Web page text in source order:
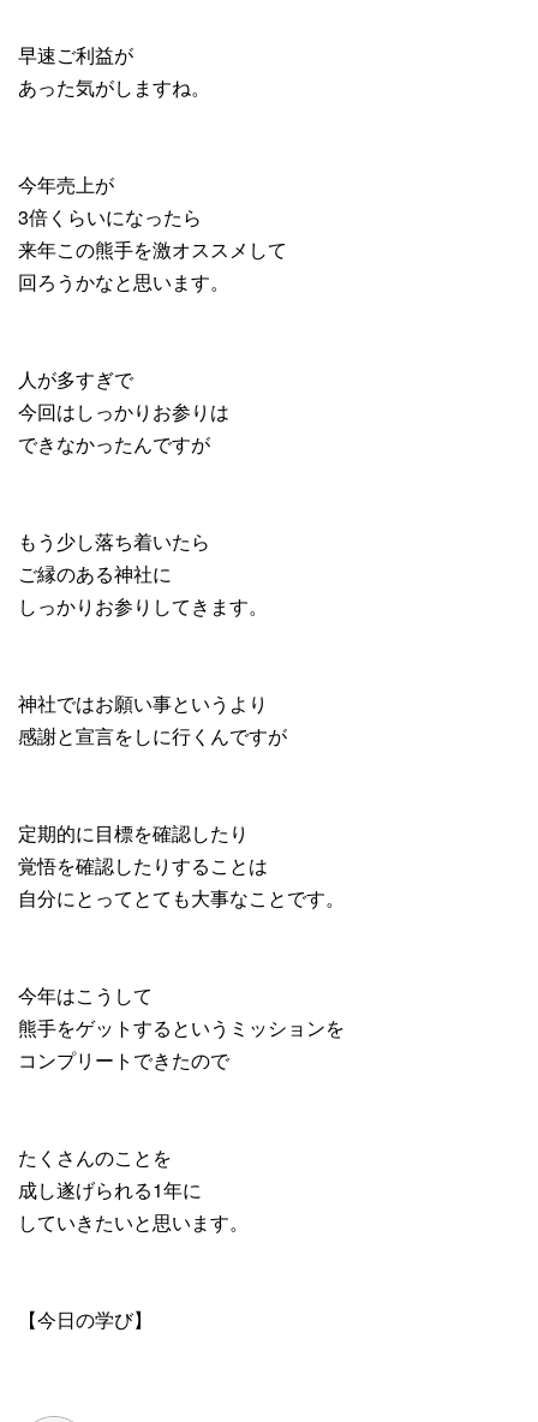
早速ご利益が
あった気がしますね。
今年売上が
3倍くらいになったら
来年この熊手を激オススメして
回ろうかなと思います。
人が多すぎで
今回はしっかりお参りは
できなかったんですが
もう少し落ち着いたら
ご縁のある神社に
しっかりお参りしてきます。
神社ではお願い事というより
感謝と宣言をしに行くんですが
定期的に目標を確認したり
覚悟を確認したりすることは
自分にとってとても大事なことです。
今年はこうして
熊手をゲットするというミッションを
コンプリートできたので
たくさんのことを
成し遂げられる1年に
していきたいと思います。
【今日の学び】